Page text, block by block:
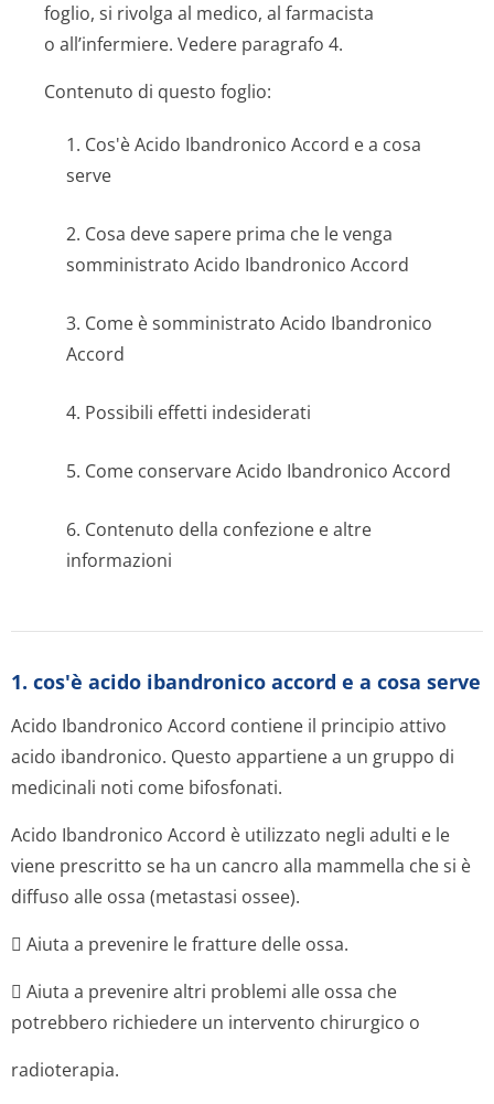
foglio, si rivolga al medico, al farmacista
o all’infermiere. Vedere paragrafo 4.
Contenuto di questo foglio:
1. Cos'è Acido Ibandronico Accord e a cosa
serve
2. Cosa deve sapere prima che le venga
somministrato Acido Ibandronico Accord
3. Come è somministrato Acido Ibandronico
Accord
4. Possibili effetti indesiderati
5. Come conservare Acido Ibandronico Accord
6. Contenuto della confezione e altre
informazioni
1. cos'è acido ibandronico accord e a cosa serve
Acido Ibandronico Accord contiene il principio attivo
acido ibandronico. Questo appartiene a un gruppo di
medicinali noti come bifosfonati.
Acido Ibandronico Accord è utilizzato negli adulti e le
viene prescritto se ha un cancro alla mammella che si è
diffuso alle ossa (metastasi ossee).
 Aiuta a prevenire le fratture delle ossa.
 Aiuta a prevenire altri problemi alle ossa che
potrebbero richiedere un intervento chirurgico o
radioterapia.